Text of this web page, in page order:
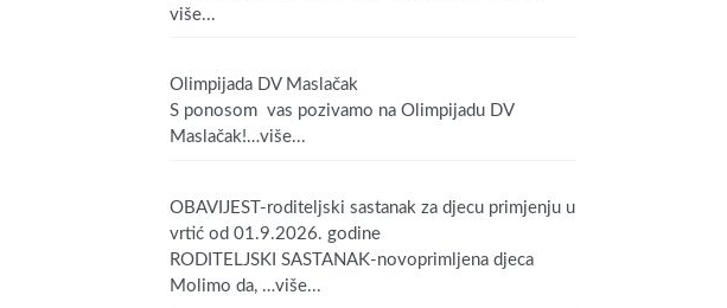
više...
Olimpijada DV Maslačak
S ponosom vas pozivamo na Olimpijadu DV
Maslačak!…više...
OBAVIJEST-roditeljski sastanak za djecu primjenju u
vrtić od 01.9.2026. godine
RODITELJSKI SASTANAK-novoprimljena djeca
Molimo da, …više...